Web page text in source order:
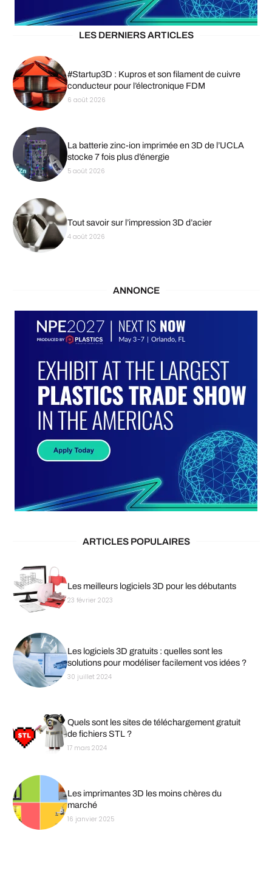
LES DERNIERS ARTICLES
#Startup3D : Kupros et son filament de cuivre
conducteur pour l’électronique FDM
6 août 2026
La batterie zinc-ion imprimée en 3D de l’UCLA
stocke 7 fois plus d’énergie
5 août 2026
Tout savoir sur l’impression 3D d’acier
4 août 2026
ANNONCE
ARTICLES POPULAIRES
Les meilleurs logiciels 3D pour les débutants
23 février 2023
Les logiciels 3D gratuits : quelles sont les
solutions pour modéliser facilement vos idées ?
30 juillet 2024
Quels sont les sites de téléchargement gratuit
de fichiers STL ?
17 mars 2024
Les imprimantes 3D les moins chères du
marché
16 janvier 2025